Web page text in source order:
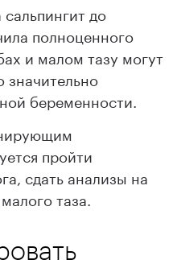
до
полноценного
и малом тазу могут
значительно
беременности.
пройти
сдать анализы на
таза.